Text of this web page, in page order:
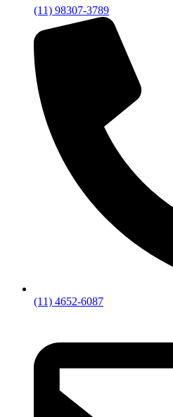
(11) 98307-3789
(11) 4652-6087